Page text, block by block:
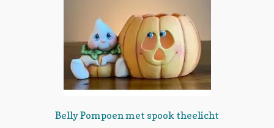
Belly Pompoen met spook theelicht